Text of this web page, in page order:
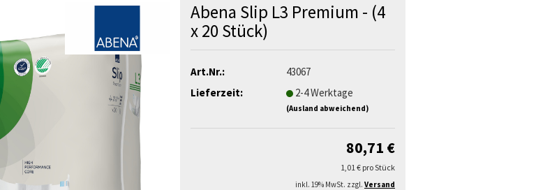
Abena Slip L3 Premium - (4
x 20 Stück)
Art.Nr.:
43067
Lieferzeit:
2-4 Werktage
(Ausland abweichend)
80,71 €
1,01 € pro Stück
inkl. 19% MwSt. zzgl. Versand